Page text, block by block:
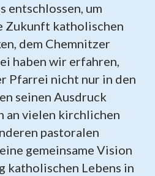
entschlossen, um
Zukunft katholischen
dem Chemnitzer
haben wir erfahren,
Pfarrei nicht nur in den
seinen Ausdruck
an vielen kirchlichen
pastoralen
gemeinsame Vision
katholischen Lebens in